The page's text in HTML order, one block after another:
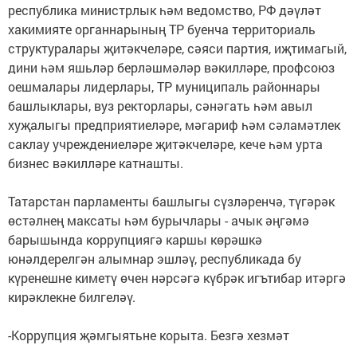
республика министрлык һәм ведомство, РФ дәүләт
хакимияте органнарының ТР буенча территориаль
структуралары җитәкчеләре, сәяси партия, иҗтимагый,
дини һәм яшьләр берләшмәләр вәкилләре, профсоюз
оешмалары лидерлары, ТР муниципаль районнары
башлыклары, вуз ректорлары, сәнәгать һәм авыл
хуҗалыгы предприятиеләре, мәгариф һәм сәламәтлек
саклау учреждениеләре җитәкчеләре, кече һәм урта
бизнес вәкилләре катнашты.
Татарстан парламенты башлыгы сүзләренчә, түгәрәк
өстәлнең максаты һәм бурычлары - ачык әңгәмә
барышында коррупциягә каршы көрәшкә
юнәлдерелгән алымнар эшләү, республикада бу
күренешне киметү өчен нәрсәгә күбрәк игътибар итәргә
кирәклекне билгеләү.
-Коррупция җәмгыятьне корыта. Безгә хезмәт